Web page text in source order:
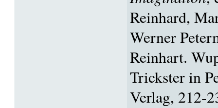
Reinhard,
Werner
Reinhart.
Trickster in
Verlag, 212-